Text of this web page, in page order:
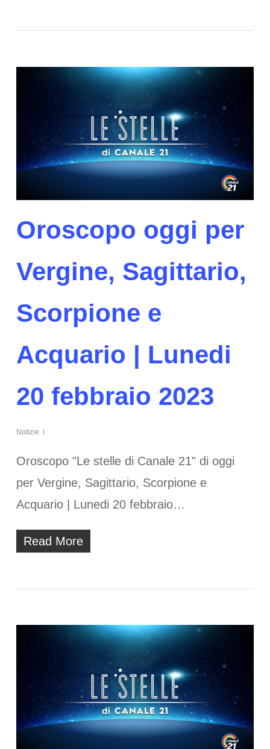
Oroscopo oggi per
Vergine, Sagittario,
Scorpione e
Acquario | Lunedi
20 febbraio 2023
Notizie
Oroscopo "Le stelle di Canale 21" di oggi
per Vergine, Sagittario, Scorpione e
Acquario | Lunedi 20 febbraio…
Read More